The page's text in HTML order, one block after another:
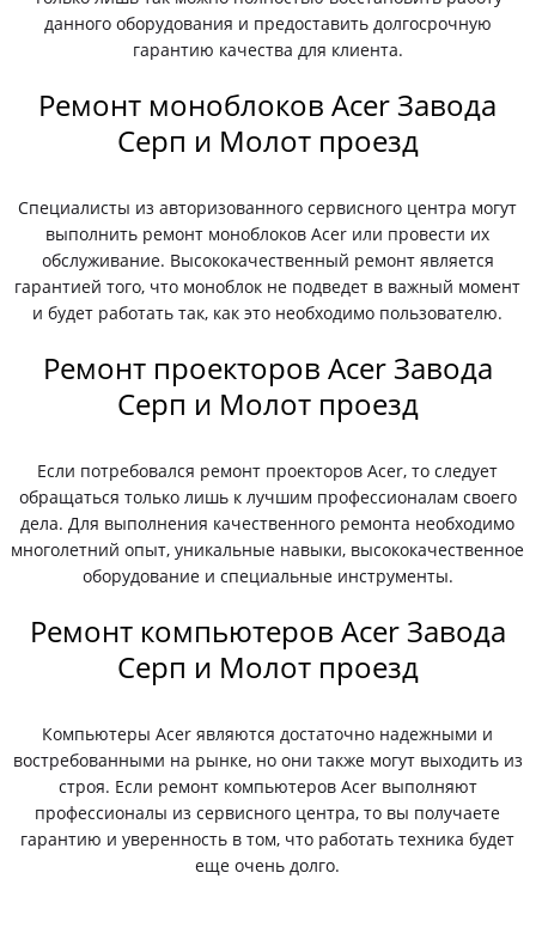
данного оборудования и предоставить долгосрочную
гарантию качества для клиента.
Ремонт моноблоков Acer Завода
Серп и Молот проезд
Специалисты из авторизованного сервисного центра могут
выполнить ремонт моноблоков Acer или провести их
обслуживание. Высококачественный ремонт является
гарантией того, что моноблок не подведет в важный момент
и будет работать так, как это необходимо пользователю.
Ремонт проекторов Acer Завода
Серп и Молот проезд
Если потребовался ремонт проекторов Acer, то следует
обращаться только лишь к лучшим профессионалам своего
дела. Для выполнения качественного ремонта необходимо
многолетний опыт, уникальные навыки, высококачественное
оборудование и специальные инструменты.
Ремонт компьютеров Acer Завода
Серп и Молот проезд
Компьютеры Acer являются достаточно надежными и
востребованными на рынке, но они также могут выходить из
строя. Если ремонт компьютеров Acer выполняют
профессионалы из сервисного центра, то вы получаете
гарантию и уверенность в том, что работать техника будет
еще очень долго.